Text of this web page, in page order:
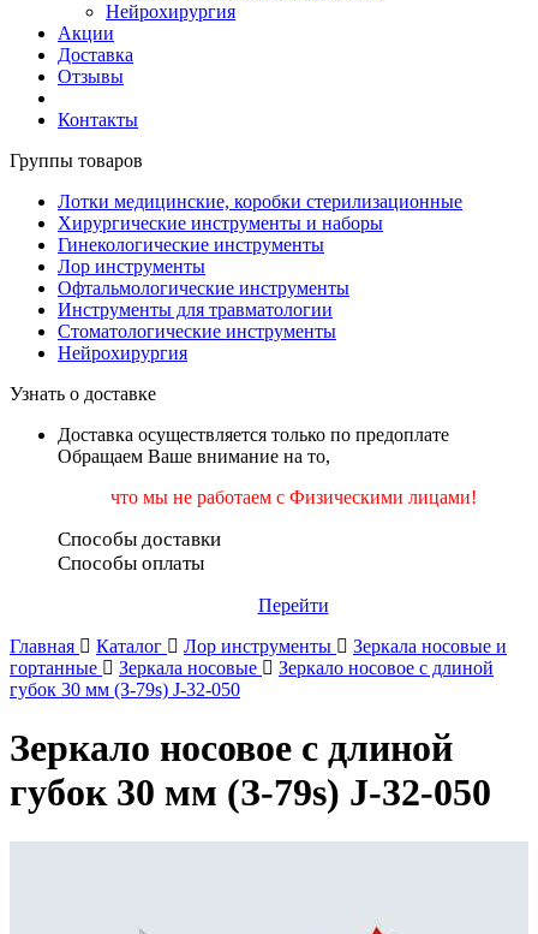
Нейрохирургия
Акции
Доставка
Отзывы
Контакты
Группы товаров
Лотки медицинские, коробки стерилизационные
Хирургические инструменты и наборы
Гинекологические инструменты
Лор инструменты
Офтальмологические инструменты
Инструменты для травматологии
Стоматологические инструменты
Нейрохирургия
Узнать о доставке
Доставка осуществляется только по предоплате
Обращаем Ваше внимание на то,
что мы не работаем с Физическими лицами!
Способы доставки
Способы оплаты
Перейти
Главная
Каталог Лор инструменты
Зеркала носовые и
гортанные
Зеркала носовые
Зеркало носовое с длиной
губок 30 мм (З-79s) J-32-050
Зеркало носовое с длиной
губок 30 мм (З-79s) J-32-050